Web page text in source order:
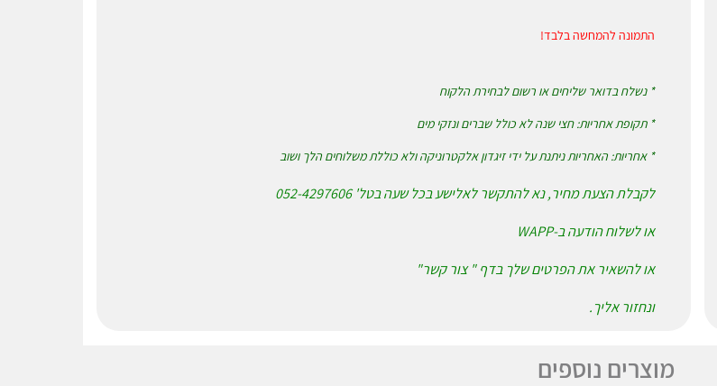
התמונה להמחשה בלבד!
* נשלח בדואר שליחים או רשום לבחירת הלקוח
* תקופת אחריות: חצי שנה לא כולל שברים ונזקי מים
* אחריות: האחריות ניתנת על ידי זיגדון אלקטרוניקה ולא כוללת משלוחים הלך ושוב
לקבלת הצעת מחיר, נא להתקשר לאלישע בכל שעה בטל' 052-4297606
או לשלוח הודעה ב-WAPP
או להשאיר את הפרטים שלך בדף " צור קשר"
ונחזור אליך.
מוצרים נוספים